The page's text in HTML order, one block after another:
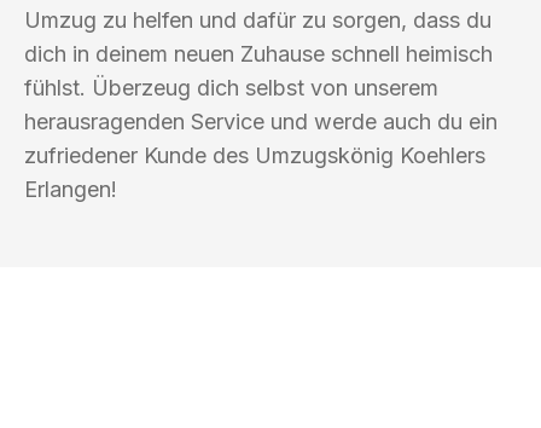
Umzug zu helfen und dafür zu sorgen, dass du
dich in deinem neuen Zuhause schnell heimisch
fühlst. Überzeug dich selbst von unserem
herausragenden Service und werde auch du ein
zufriedener Kunde des Umzugskönig Koehlers
Erlangen!